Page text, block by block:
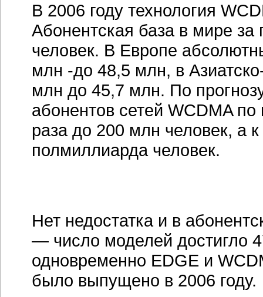
В 2006 году технология
Абонентская база в мире за
человек. В Европе
млн -до 48,5 млн, в
млн до 45,7 млн. По
абонентов сетей WCDMA
раза до 200 млн человек, а
полмиллиарда человек.
Нет недостатка и в
— число моделей достигло
одновременно EDGE и
было выпущено в 2006 году.